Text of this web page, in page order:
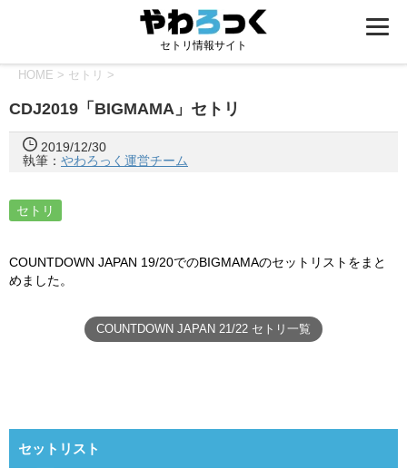
セトリ情報サイト
HOME > セトリ >
CDJ2019「BIGMAMA」セトリ
2019/12/30
執筆： やわろっく運営チーム
セトリ
COUNTDOWN JAPAN 19/20でのBIGMAMAのセットリストをまと
めました。
COUNTDOWN JAPAN 21/22 セトリ一覧
セットリスト